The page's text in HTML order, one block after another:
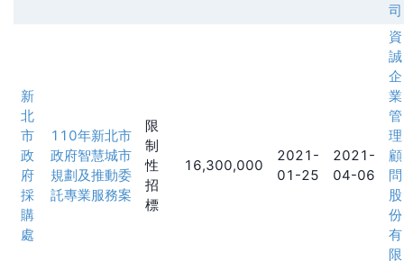
司
新
北
市
政
府
採
購
處
110年新北市
政府智慧城市
規劃及推動委
託專業服務案
限
制
性
招
標
16,300,000
2021-
01-25
2021-
04-06
資
誠
企
業
管
理
顧
問
股
份
有
限